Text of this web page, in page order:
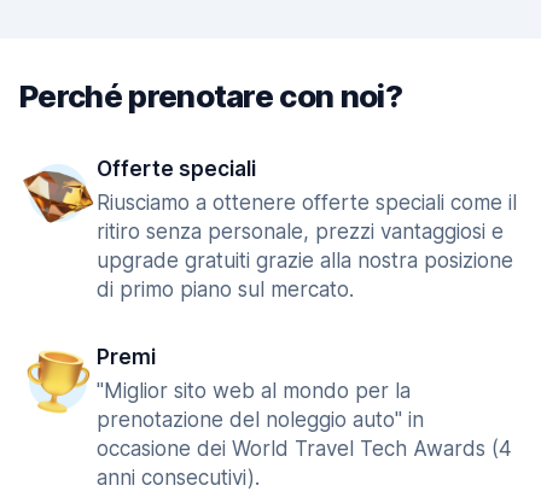
Perché prenotare con noi?
Offerte speciali
Riusciamo a ottenere offerte speciali come il
ritiro senza personale, prezzi vantaggiosi e
upgrade gratuiti grazie alla nostra posizione
di primo piano sul mercato.
Premi
"Miglior sito web al mondo per la
prenotazione del noleggio auto" in
occasione dei World Travel Tech Awards (4
anni consecutivi).